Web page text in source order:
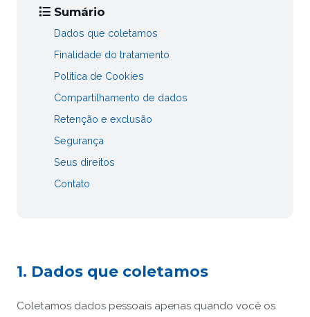
Sumário
Dados que coletamos
Finalidade do tratamento
Política de Cookies
Compartilhamento de dados
Retenção e exclusão
Segurança
Seus direitos
Contato
1. Dados que coletamos
Coletamos dados pessoais apenas quando você os